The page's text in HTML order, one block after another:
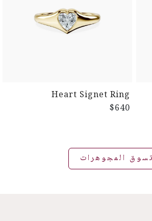
Heart Signet Ring
$640
تسوق المجوهرات